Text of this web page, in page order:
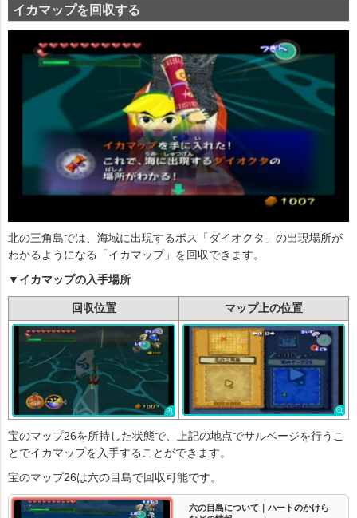
イカマップを回収する
北の三角島では、海域に出現するボス「ダイオクタ」の出現場所が
わかるようになる「イカマップ」を回収できます。
▼イカマップの入手場所
回収位置 マップ上の位置
宝のマップ26を所持した状態で、上記の地点でサルベージを行うこ
とでイカマップを入手することができます。
宝のマップ26は六の目島で回収可能です。
六の目島について｜ハートのかけら